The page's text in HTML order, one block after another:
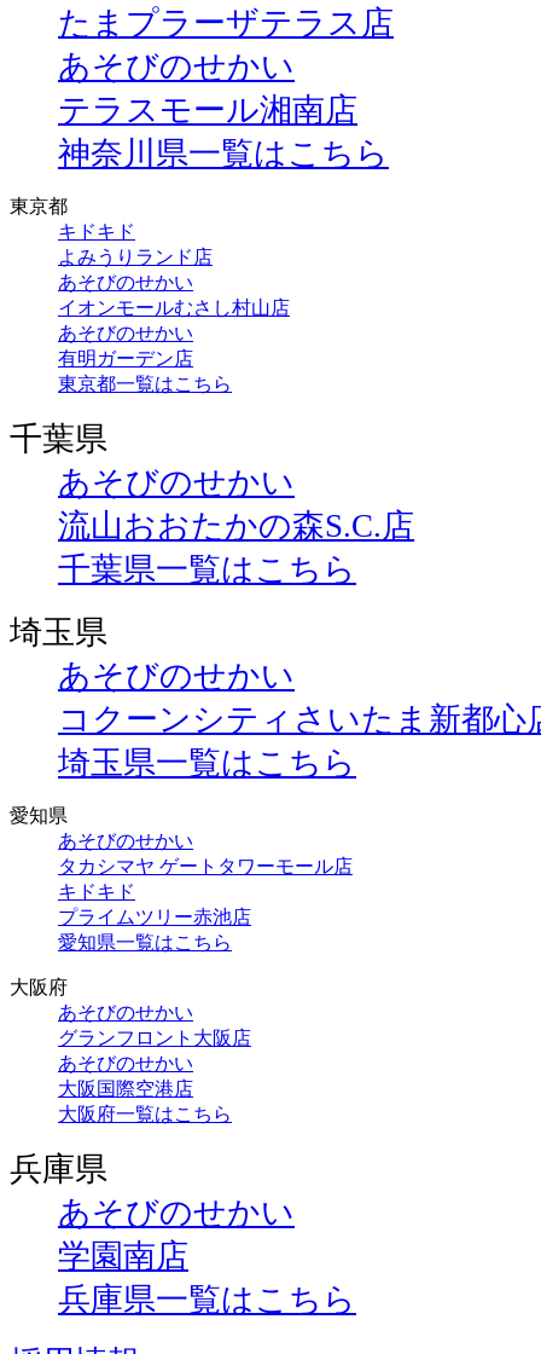
たまプラーザテラス店
あそびのせかい
テラスモール湘南店
神奈川県一覧はこちら
東京都
キドキド
よみうりランド店
あそびのせかい
イオンモールむさし村山店
あそびのせかい
有明ガーデン店
東京都一覧はこちら
千葉県
あそびのせかい
流山おおたかの森S.C.店
千葉県一覧はこちら
埼玉県
あそびのせかい
コクーンシティさいたま新都心
埼玉県一覧はこちら
愛知県
あそびのせかい
タカシマヤ ゲートタワーモール店
キドキド
プライムツリー赤池店
愛知県一覧はこちら
大阪府
あそびのせかい
グランフロント大阪店
あそびのせかい
大阪国際空港店
大阪府一覧はこちら
兵庫県
あそびのせかい
学園南店
兵庫県一覧はこちら